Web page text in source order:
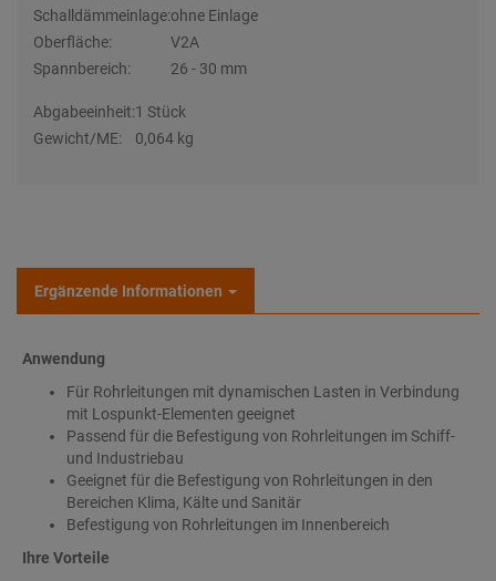
Schalldämmeinlage:ohne Einlage
Oberfläche:
V2A
Spannbereich:
26 - 30 mm
Abgabeeinheit:1 Stück
Gewicht/ME:
0,064 kg
Ergänzende Informationen
Anwendung
Für Rohrleitungen mit dynamischen Lasten in Verbindung
mit Lospunkt-Elementen geeignet
Passend für die Befestigung von Rohrleitungen im Schiff-
und Industriebau
Geeignet für die Befestigung von Rohrleitungen in den
Bereichen Klima, Kälte und Sanitär
Befestigung von Rohrleitungen im Innenbereich
Ihre Vorteile